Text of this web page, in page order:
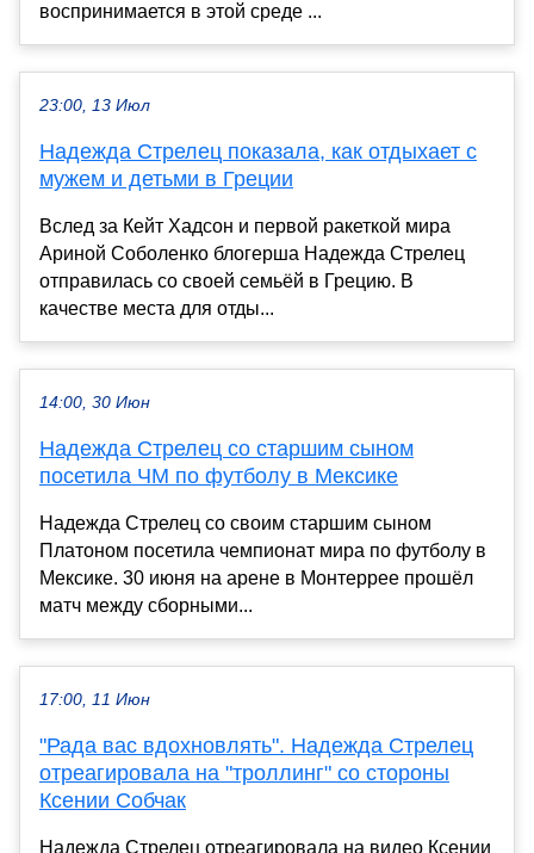
воспринимается в этой среде ...
23:00, 13 Июл
Надежда Стрелец показала, как отдыхает с
мужем и детьми в Греции
Вслед за Кейт Хадсон и первой ракеткой мира
Ариной Соболенко блогерша Надежда Стрелец
отправилась со своей семьёй в Грецию. В
качестве места для отды...
14:00, 30 Июн
Надежда Стрелец со старшим сыном
посетила ЧМ по футболу в Мексике
Надежда Стрелец со своим старшим сыном
Платоном посетила чемпионат мира по футболу в
Мексике. 30 июня на арене в Монтеррее прошёл
матч между сборными...
17:00, 11 Июн
"Рада вас вдохновлять". Надежда Стрелец
отреагировала на "троллинг" со стороны
Ксении Собчак
Надежда Стрелец отреагировала на видео Ксении